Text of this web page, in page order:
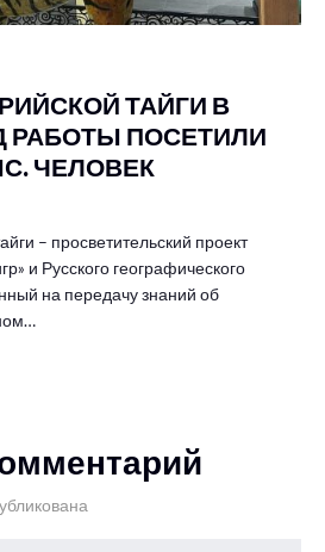
ТАЙГИ В
РАБОТЫ ПОСЕТИЛИ
ЧЕЛОВЕК
– просветительский проект
и Русского географического
на передачу знаний об